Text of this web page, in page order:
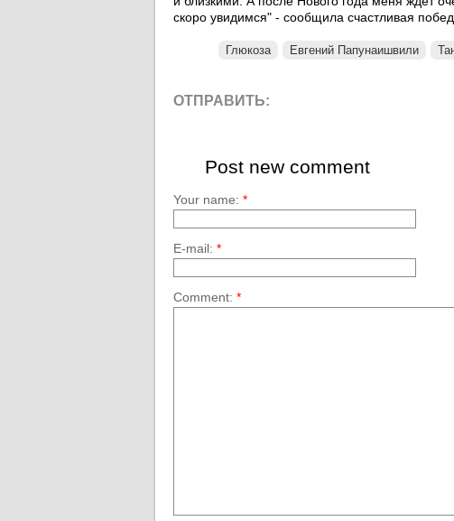
скоро увидимся" - сообщила счастливая
Глюкоза Евгений Папунаишвили
ОТПРАВИТЬ:
Post new comment
Your name: *
E-mail: *
Comment: *